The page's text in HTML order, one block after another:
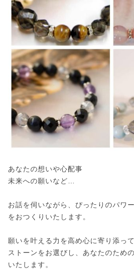
あなたの想いや心配事
未来への願いなど…
お話を伺いながら、ぴったりのパワ
をおつくりいたします。
願いを叶える力を高め心に寄り添っ
ストーンをお選びし、あなたのため
いたします。